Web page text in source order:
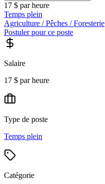
17 $ par heure
Temps plein
Agriculture / Pêches / Foresterie
Postuler pour ce poste
Salaire
17 $ par heure
Type de poste
Temps plein
Catégorie